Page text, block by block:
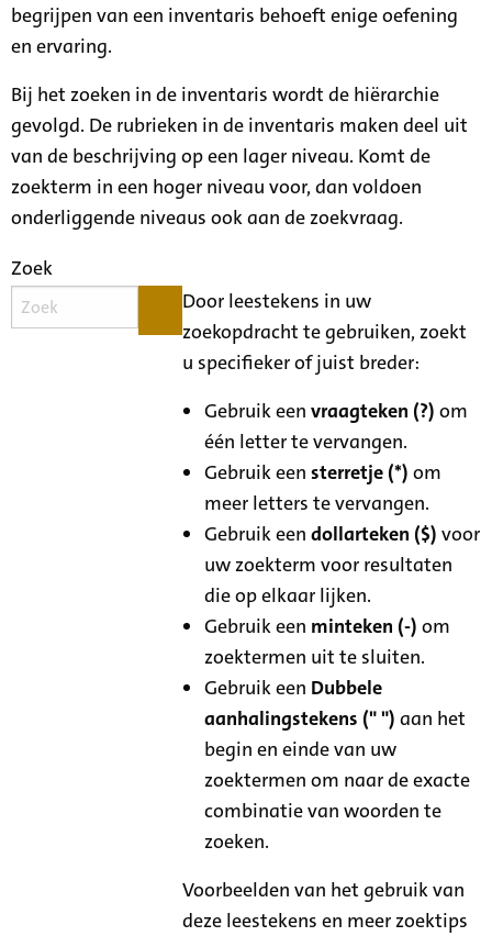
begrijpen van een inventaris behoeft enige oefening
en ervaring.
Bij het zoeken in de inventaris wordt de hiërarchie
gevolgd. De rubrieken in de inventaris maken deel uit
van de beschrijving op een lager niveau. Komt de
zoekterm in een hoger niveau voor, dan voldoen
onderliggende niveaus ook aan de zoekvraag.
Zoek
Door leestekens in uw
zoekopdracht te gebruiken, zoekt
u specifieker of juist breder:
Gebruik eenvraagteken (?) om
één letter te vervangen.
Gebruik eensterretje (*) om
meer letters te vervangen.
Gebruik eendollarteken ($) voor
uw zoekterm voor resultaten
die op elkaar lijken.
Gebruik een minteken (-) om
zoektermen uit te sluiten.
Gebruik een Dubbele
aanhalingstekens (" ") aan het
begin en einde van uw
zoektermen om naar de exacte
combinatie van woorden te
zoeken.
Voorbeelden van het gebruik van
deze leestekens en meer zoektips